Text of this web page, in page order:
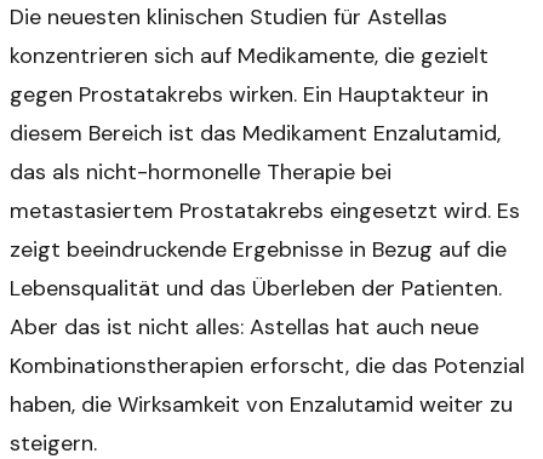
Die neuesten klinischen Studien für Astellas
konzentrieren sich auf Medikamente, die gezielt
gegen Prostatakrebs wirken. Ein Hauptakteur in
diesem Bereich ist das Medikament Enzalutamid,
das als nicht-hormonelle Therapie bei
metastasiertem Prostatakrebs eingesetzt wird. Es
zeigt beeindruckende Ergebnisse in Bezug auf die
Lebensqualität und das Überleben der Patienten.
Aber das ist nicht alles: Astellas hat auch neue
Kombinationstherapien erforscht, die das Potenzial
haben, die Wirksamkeit von Enzalutamid weiter zu
steigern.